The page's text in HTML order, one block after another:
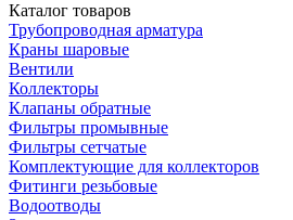
Каталог товаров
Трубопроводная арматура
Краны шаровые
Вентили
Коллекторы
Клапаны обратные
Фильтры промывные
Фильтры сетчатые
Комплектующие для коллекторов
Фитинги резьбовые
Водоотводы